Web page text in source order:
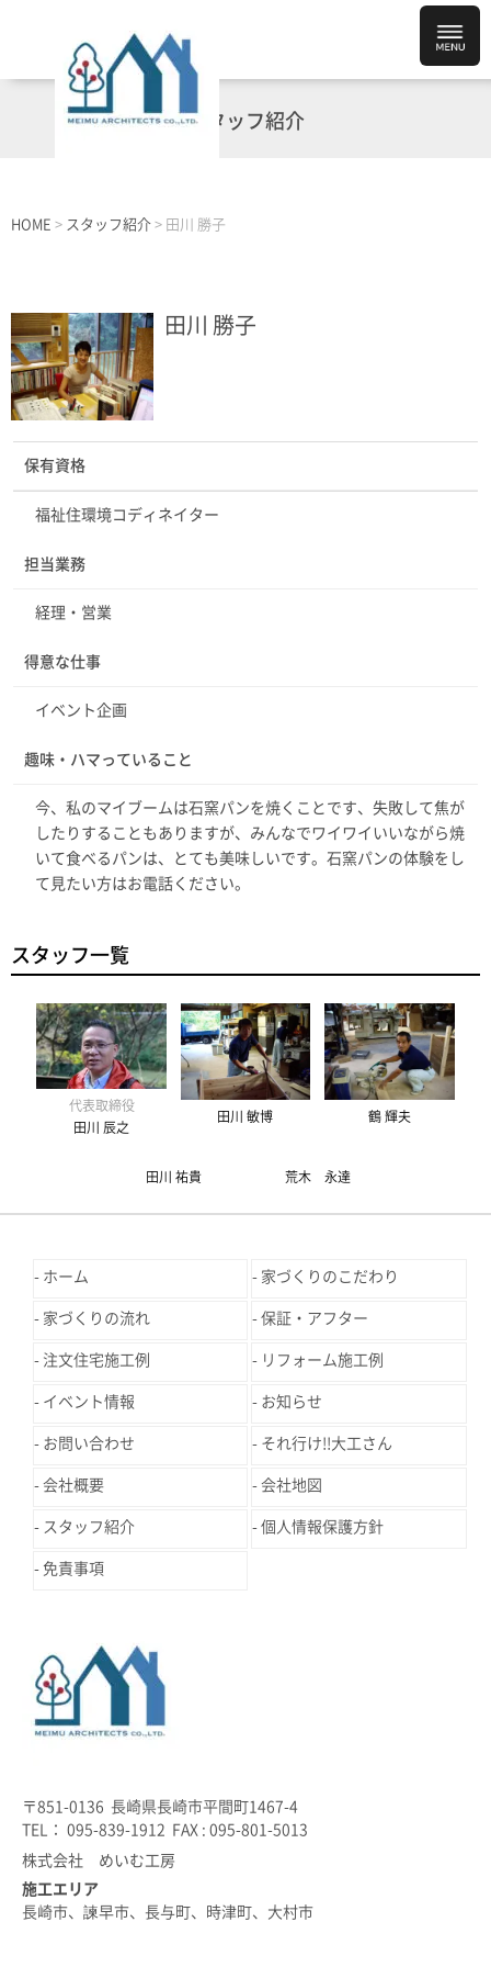
スタッフ紹介
HOME > スタッフ紹介 > 田川 勝子
田川 勝子
保有資格
福祉住環境コディネイター
担当業務
経理・営業
得意な仕事
イベント企画
趣味・ハマっていること
今、私のマイブームは石窯パンを焼くことです、失敗して焦が
したりすることもありますが、みんなでワイワイいいながら焼
いて食べるパンは、とても美味しいです。石窯パンの体験をし
て見たい方はお電話ください。
スタッフ一覧
代表取締役
田川 辰之
田川 敏博 鶴 輝夫
田川 祐貴 荒木 永達
ホーム 家づくりのこだわり
家づくりの流れ 保証・アフター
注文住宅施工例 リフォーム施工例
イベント情報 お知らせ
お問い合わせ それ行け!!大工さん
会社概要 会社地図
スタッフ紹介 個人情報保護方針
免責事項
〒851-0136 長崎県長崎市平間町1467-4
TEL： 095-839-1912 FAX : 095-801-5013
株式会社 めいむ工房
施工エリア
長崎市、諫早市、長与町、時津町、大村市